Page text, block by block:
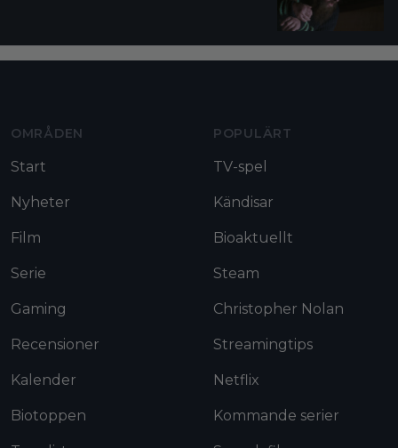
OMRÅDEN
Start
Nyheter
Film
Serie
Gaming
Recensioner
Kalender
Biotoppen
POPULÄRT
TV-spel
Kändisar
Bioaktuellt
Steam
Christopher Nolan
Streamingtips
Netflix
Kommande serier